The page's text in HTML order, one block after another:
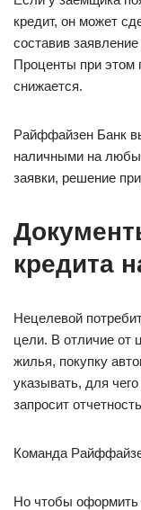
кредит, он может
составив
Проценты при этом
снижается.
Райффайзен Банк
наличными на
заявки, решение
кредита
Нецелевой
цели. В отличие от
жилья, покупку
указывать, для
запросит
Команда
Но чтобы оформить